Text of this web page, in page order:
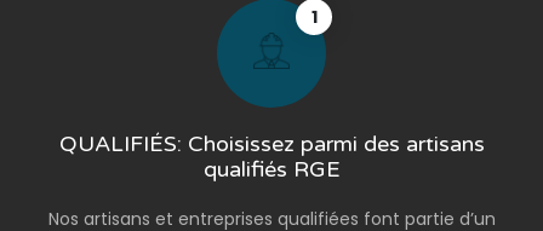
1
QUALIFIÉS: Choisissez parmi des artisans
qualifiés RGE
Nos artisans et entreprises qualifiées font partie d’un